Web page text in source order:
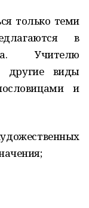
только теми
в
Учителю
другие виды
и